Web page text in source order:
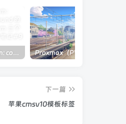
下一篇
苹果cmsv10模板标签